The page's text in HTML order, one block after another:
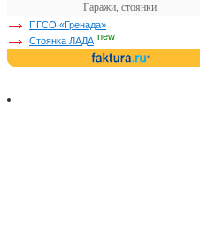
Гаражи, стоянки
ПГСО «Гренада»
Стоянка ЛАДА new